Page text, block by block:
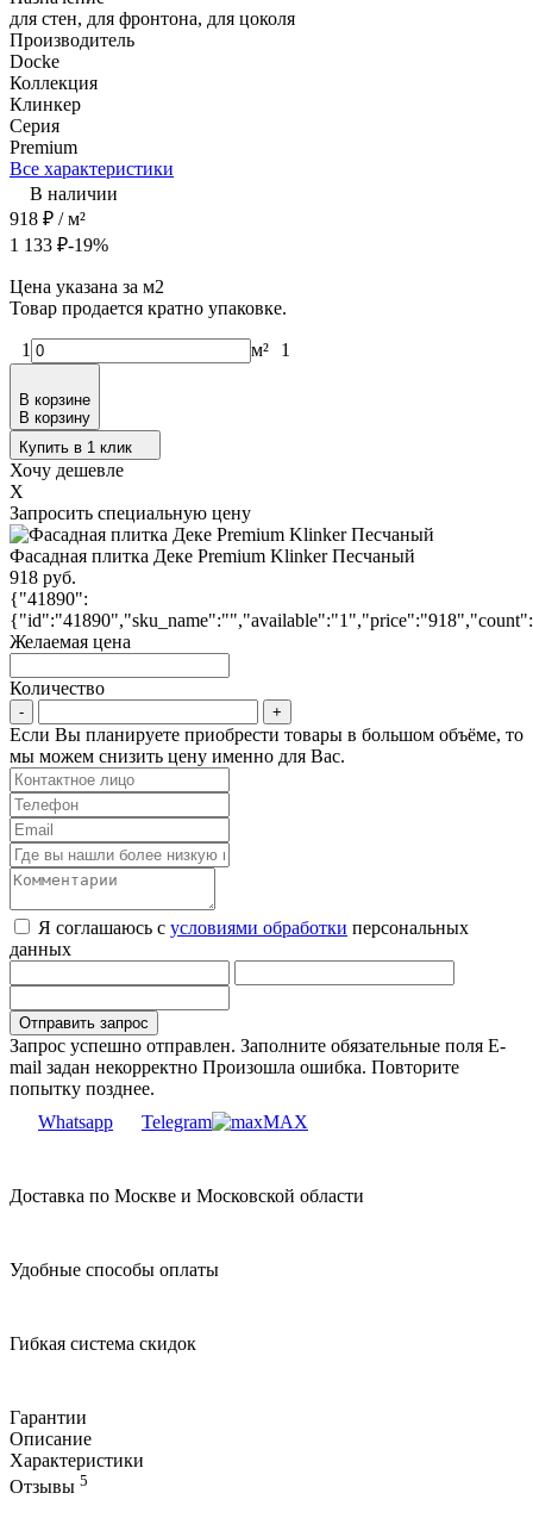
для стен, для фронтона, для цоколя
Производитель
Docke
Коллекция
Клинкер
Серия
Premium
Все характеристики
В наличии
918 ₽ / м²
1 133 ₽-19%
Цена указана за м2
Товар продается кратно упаковке.
1 м² 1
В корзине
В корзину
Купить в 1 клик
Хочу дешевле
X
Запросить специальную цену
Фасадная плитка Деке Premium Klinker Песчаный
918 руб.
{"41890":
Желаемая цена
Количество
Если Вы планируете приобрести товары в большом объёме, то
мы можем снизить цену именно для Вас.
Я соглашаюсь с условиями обработки персональных
данных
Запрос успешно отправлен. Заполните обязательные поля E-
mail задан некорректно Произошла ошибка. Повторите
попытку позднее.
Whatsapp
Telegram MAX
Доставка по Москве и Московской области
Удобные способы оплаты
Гибкая система скидок
Гарантии
Описание
Характеристики
Отзывы 5